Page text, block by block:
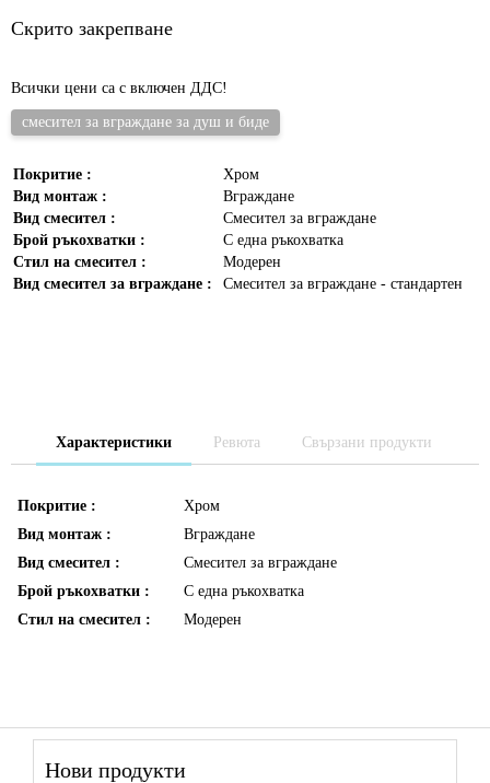
Скрито закрепване
Всички цени са с включен ДДС!
смесител за вграждане за душ и биде
Покритие :
Хром
Вид монтаж :
Вграждане
Вид смесител :
Смесител за вграждане
Брой ръкохватки :
С една ръкохватка
Стил на смесител :
Модерен
Вид смесител за вграждане :
Смесител за вграждане - стандартен
Характеристики Ревюта Свързани продукти
Покритие :
Хром
Вид монтаж :
Вграждане
Вид смесител :
Смесител за вграждане
Брой ръкохватки :
С една ръкохватка
Стил на смесител :
Модерен
Нови продукти